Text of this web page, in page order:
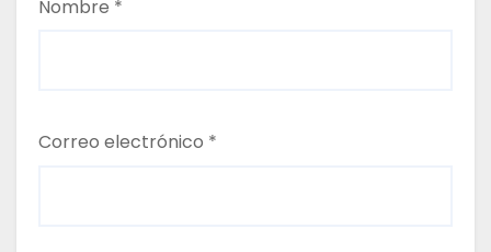
Nombre *
Correo electrónico *